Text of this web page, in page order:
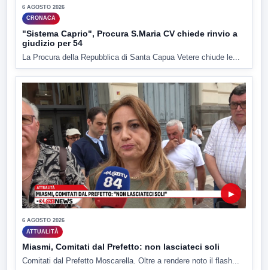
6 AGOSTO 2026
CRONACA
"Sistema Caprio", Procura S.Maria CV chiede rinvio a
giudizio per 54
La Procura della Repubblica di Santa Capua Vetere chiude le...
▶
6 AGOSTO 2026
ATTUALITÀ
Miasmi, Comitati dal Prefetto: non lasciateci soli
Comitati dal Prefetto Moscarella. Oltre a rendere noto il flash...